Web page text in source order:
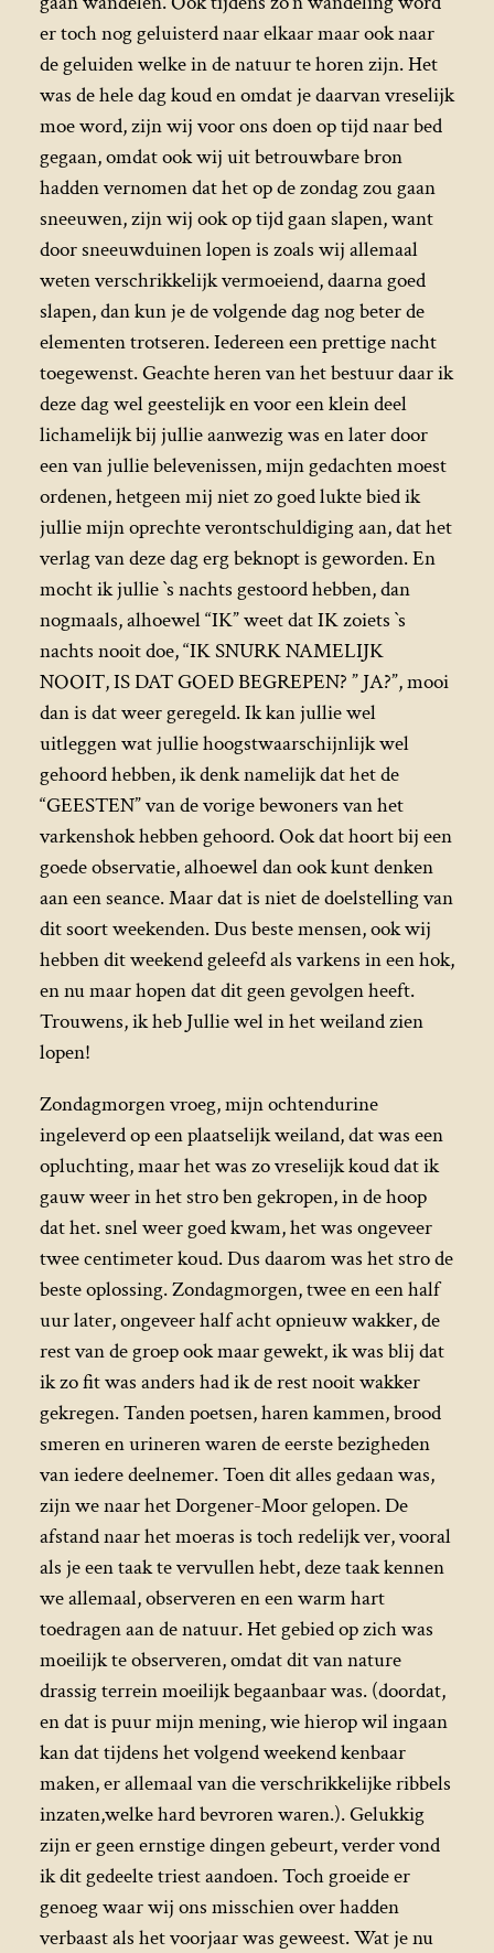
er toch nog geluisterd naar elkaar maar ook naar
de geluiden welke in de natuur te horen zijn. Het
was de hele dag koud en omdat je daarvan vreselijk
moe word, zijn wij voor ons doen op tijd naar bed
gegaan, omdat ook wij uit betrouwbare bron
hadden vernomen dat het op de zondag zou gaan
sneeuwen, zijn wij ook op tijd gaan slapen, want
door sneeuwduinen lopen is zoals wij allemaal
weten verschrikkelijk vermoeiend, daarna goed
slapen, dan kun je de volgende dag nog beter de
elementen trotseren. Iedereen een prettige nacht
toegewenst. Geachte heren van het bestuur daar ik
deze dag wel geestelijk en voor een klein deel
lichamelijk bij jullie aanwezig was en later door
een van jullie belevenissen, mijn gedachten moest
ordenen, hetgeen mij niet zo goed lukte bied ik
jullie mijn oprechte verontschuldiging aan, dat het
verlag van deze dag erg beknopt is geworden. En
mocht ik jullie `s nachts gestoord hebben, dan
nogmaals, alhoewel “IK” weet dat IK zoiets `s
nachts nooit doe, “IK SNURK NAMELIJK
NOOIT, IS DAT GOED BEGREPEN? ” JA?”, mooi
dan is dat weer geregeld. Ik kan jullie wel
uitleggen wat jullie hoogstwaarschijnlijk wel
gehoord hebben, ik denk namelijk dat het de
“GEESTEN” van de vorige bewoners van het
varkenshok hebben gehoord. Ook dat hoort bij een
goede observatie, alhoewel dan ook kunt denken
aan een seance. Maar dat is niet de doelstelling van
dit soort weekenden. Dus beste mensen, ook wij
hebben dit weekend geleefd als varkens in een hok,
en nu maar hopen dat dit geen gevolgen heeft.
Trouwens, ik heb Jullie wel in het weiland zien
lopen!
Zondagmorgen vroeg, mijn ochtendurine
ingeleverd op een plaatselijk weiland, dat was een
opluchting, maar het was zo vreselijk koud dat ik
gauw weer in het stro ben gekropen, in de hoop
dat het. snel weer goed kwam, het was ongeveer
twee centimeter koud. Dus daarom was het stro de
beste oplossing. Zondagmorgen, twee en een half
uur later, ongeveer half acht opnieuw wakker, de
rest van de groep ook maar gewekt, ik was blij dat
ik zo fit was anders had ik de rest nooit wakker
gekregen. Tanden poetsen, haren kammen, brood
smeren en urineren waren de eerste bezigheden
van iedere deelnemer. Toen dit alles gedaan was,
zijn we naar het Dorgener-Moor gelopen. De
afstand naar het moeras is toch redelijk ver, vooral
als je een taak te vervullen hebt, deze taak kennen
we allemaal, observeren en een warm hart
toedragen aan de natuur. Het gebied op zich was
moeilijk te observeren, omdat dit van nature
drassig terrein moeilijk begaanbaar was. (doordat,
en dat is puur mijn mening, wie hierop wil ingaan
kan dat tijdens het volgend weekend kenbaar
maken, er allemaal van die verschrikkelijke ribbels
inzaten,welke hard bevroren waren.). Gelukkig
zijn er geen ernstige dingen gebeurt, verder vond
ik dit gedeelte triest aandoen. Toch groeide er
genoeg waar wij ons misschien over hadden
verbaast als het voorjaar was geweest. Wat je nu